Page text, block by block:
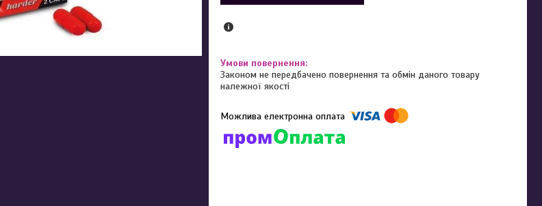
Законом не передбачено повернення та обмін даного товару
належної якості